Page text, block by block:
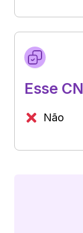
Esse
Não